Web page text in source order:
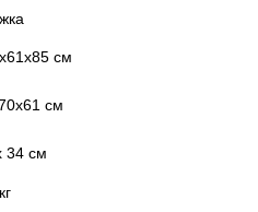
см
см
34 см